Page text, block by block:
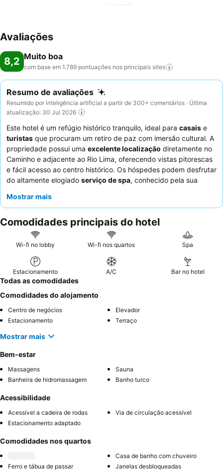
Avaliações
8,2 Muito boa
com base em 1.789 pontuações nos principais sites
Resumo de avaliações
Resumido por inteligência artificial a partir de 300+ comentários · Última
atualização: 30 Jul 2026
Este hotel é um refúgio histórico tranquilo, ideal para casais e
turistas que procuram um retiro de paz com imersão cultural. A
propriedade possui uma excelente localização diretamente no
Caminho e adjacente ao Rio Lima, oferecendo vistas pitorescas
e fácil acesso ao centro histórico. Os hóspedes podem desfrutar
do altamente elogiado serviço de spa, conhecido pela sua
hotelrecebe consistentemente elogios pela sua simpatia e
variedade excecionais dobuffet de pequeno-almoço
uma experiência verdadeiramente relaxante, considere reservar
um quarto com uma
varanda grandepara desfrutar da
Mostrar mais
Comodidades principais do hotel
Wi-fi no lobby Wi-fi nos quartos Spa
Estacionamento A/C Bar no hotel
Todas as comodidades
Comodidades do alojamento
Centro de negócios
Elevador
Estacionamento
Terraço
Mostrar mais
Bem-estar
Massagens
Sauna
Banheira de hidromassagem
Banho turco
Acessibilidade
Acessível a cadeira de rodas
Via de circulação acessível
Estacionamento adaptado
Comodidades nos quartos
Casa de banho com chuveiro
Ferro e tábua de passar
Janelas desbloqueadas